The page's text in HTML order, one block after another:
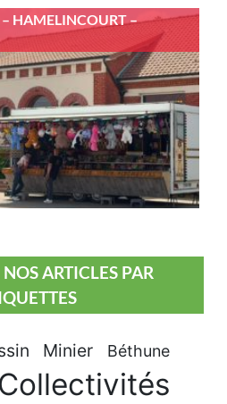
– HAMELINCOURT –
ARTICLES PAR
Minier Béthune
Collectivités